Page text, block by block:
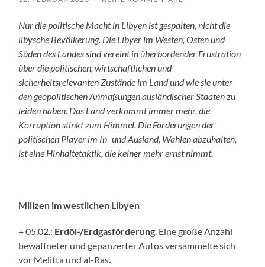
Nur die politische Macht in Libyen ist gespalten, nicht die
libysche Bevölkerung. Die Libyer im Westen, Osten und
Süden des Landes sind vereint in überbordender Frustration
über die politischen, wirtschaftlichen und
sicherheitsrelevanten Zustände im Land und wie sie unter
den geopolitischen Anmaßungen ausländischer Staaten zu
leiden haben. Das Land verkommt immer mehr, die
Korruption stinkt zum Himmel. Die Forderungen der
politischen Player im In- und Ausland, Wahlen abzuhalten,
ist eine Hinhaltetaktik, die keiner mehr ernst nimmt.
Milizen im westlichen Libyen
+ 05.02.: Erdöl-/Erdgasförderung . Eine große Anzahl
bewaffneter und gepanzerter Autos versammelte sich
vor Melitta und al-Ras.